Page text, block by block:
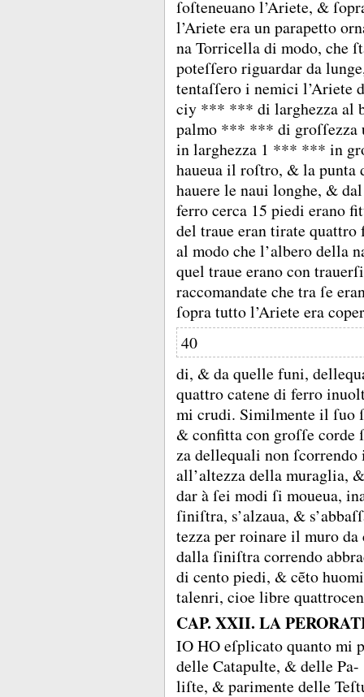
ſoſteneuano l’Ariete, &
l’Ariete era un parapetto
na Torricella di modo, che
poteſſero riguardar da
tentaſſero i nemici l’Ariete
ciy *** *** di larghezza al
palmo *** *** di
in larghezza 1 *** *** in
haueua il roſtro, &la punta
hauere le naui longhe, &
ferro cerca 15 piedi erano
del traue eran tirate quattro
al modo che l’albero della
quel traue erano con
raccomandate che tra ſe
ſopra tutto l’Ariete era
40
di, &da quelle funi,
quattro catene di ferro
mi crudi. Similmente il ſuo
&confitta con groſſe corde
za dellequali non
all’altezza della muraglia,
dar à ſei modi ſi moueua,
ſiniſtra, s’alzaua, &
tezza per roinare il muro
dalla ſiniſtra correndo
di cento piedi, &cẽto
talenri, cioe libre
CAP. XXII. LA
IO HO eſplicato quanto mi
delle Catapulte, &delle Pa-
liſte, &parimente delle